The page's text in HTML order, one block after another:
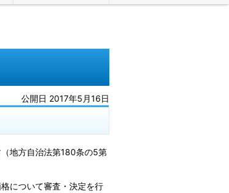
公開日 2017年5月16日
地方自治法第180条の5第
について審査・決定を行